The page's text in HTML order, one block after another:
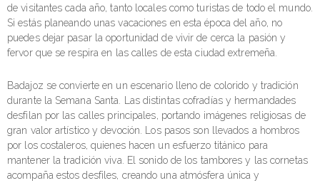
de visitantes cada año, tanto locales como turistas de todo el mundo.
Si estás planeando unas vacaciones en esta época del año, no
puedes dejar pasar la oportunidad de vivir de cerca la pasión y
fervor que se respira en las calles de esta ciudad extremeña.
Badajoz se convierte en un escenario lleno de colorido y tradición
durante la Semana Santa. Las distintas cofradías y hermandades
desfilan por las calles principales, portando imágenes religiosas de
gran valor artístico y devoción. Los pasos son llevados a hombros
por los costaleros, quienes hacen un esfuerzo titánico para
mantener la tradición viva. El sonido de los tambores y las cornetas
acompaña estos desfiles, creando una atmósfera única y